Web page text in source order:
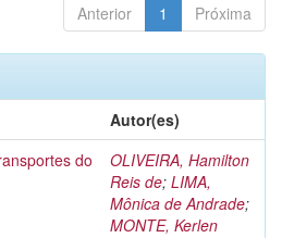
Anterior 1 Próxima
Autor(es)
do
OLIVEIRA, Hamilton
Reis de; LIMA,
Mônica de Andrade;
MONTE, Kerlen